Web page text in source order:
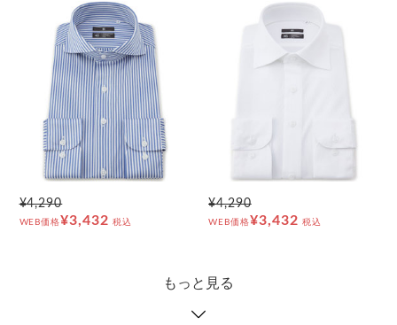
¥4,290
WEB価格¥3,432 税込
¥4,290
WEB価格¥3,432 税込
もっと見る